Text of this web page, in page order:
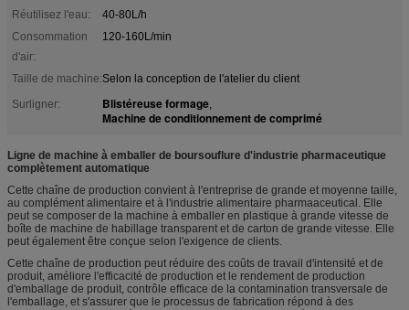
Réutilisez l'eau:
40-80L/h
Consommation
d'air:
120-160L/min
Taille de machine:Selon la conception de l'atelier du client
Surligner:
Blistéreuse formage,
Machine de conditionnement de comprimé
Ligne de machine à emballer de boursouflure d'industrie pharmaceutique
complètement automatique
Cette chaîne de production convient à l'entreprise de grande et moyenne taille,
au complément alimentaire et à l'industrie alimentaire pharmaaceutical. Elle
peut se composer de la machine à emballer en plastique à grande vitesse de
boîte de machine de habillage transparent et de carton de grande vitesse. Elle
peut également être conçue selon l'exigence de clients.
Cette chaîne de production peut réduire des coûts de travail d'intensité et de
produit, améliore l'efficacité de production et le rendement de production
d'emballage de produit, contrôle efficace de la contamination transversale de
l'emballage, et s'assurer que le processus de fabrication répond à des